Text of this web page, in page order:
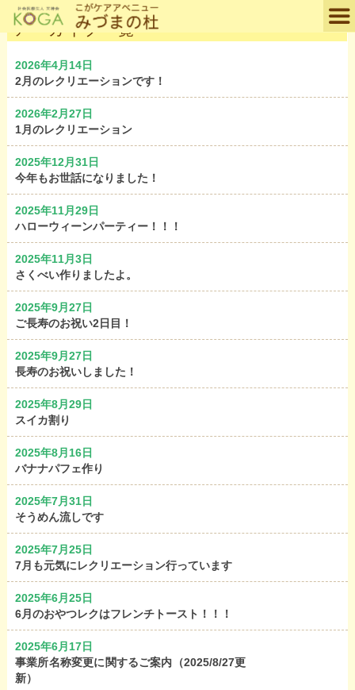
アーカイブ一覧
2026年4月14日
2月のレクリエーションです！
2026年2月27日
1月のレクリエーション
2025年12月31日
今年もお世話になりました！
2025年11月29日
ハローウィーンパーティー！！！
2025年11月3日
さくべい作りましたよ。
2025年9月27日
ご長寿のお祝い2日目！
2025年9月27日
長寿のお祝いしました！
2025年8月29日
スイカ割り
2025年8月16日
バナナパフェ作り
2025年7月31日
そうめん流しです
2025年7月25日
7月も元気にレクリエーション行っています
2025年6月25日
6月のおやつレクはフレンチトースト！！！
2025年6月17日
事業所名称変更に関するご案内（2025/8/27更
新）